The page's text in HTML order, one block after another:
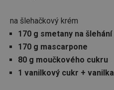
na šlehačkový krém
170 g smetany na šlehání
170 g mascarpone
80 g moučkového cukru
1 vanilkový cukr + vanilka